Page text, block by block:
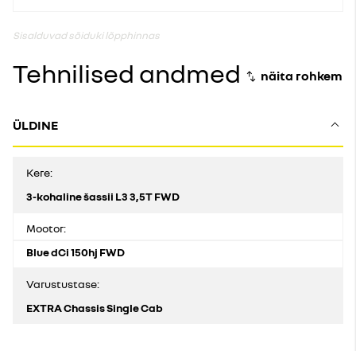
Sisalduvad sõiduki lõpphinnas
Tehnilised andmed
ÜLDINE
Kere:
3-kohaline šassii L3 3,5T FWD
Mootor:
Blue dCi 150hj FWD
Varustustase:
EXTRA Chassis Single Cab